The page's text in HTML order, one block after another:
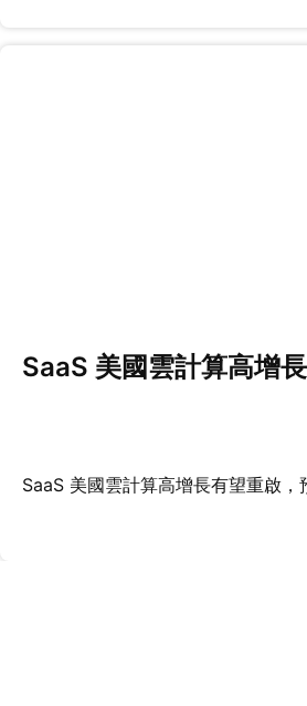
SaaS 美國雲計算高增
SaaS 美國雲計算高增長有望重啟